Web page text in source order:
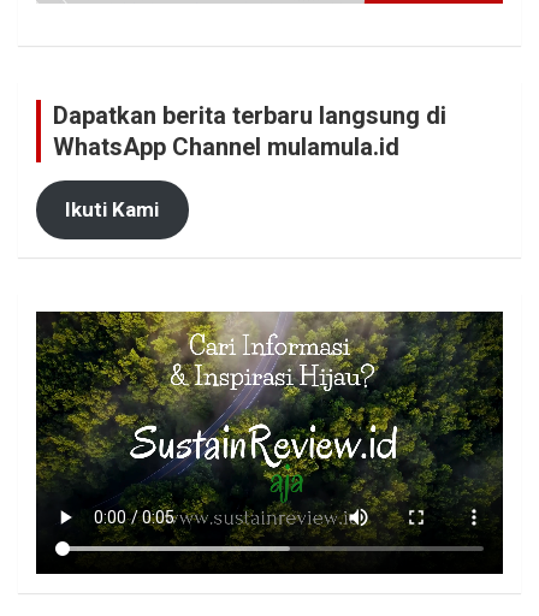
Dapatkan berita terbaru langsung di
WhatsApp Channel mulamula.id
Ikuti Kami